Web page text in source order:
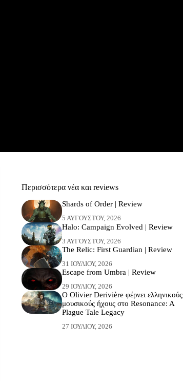
Περισσότερα νέα και reviews
Shards of Order | Review
5 ΑΥΓΟΎΣΤΟΥ, 2026
Halo: Campaign Evolved | Review
3 ΑΥΓΟΎΣΤΟΥ, 2026
The Relic: First Guardian | Review
31 ΙΟΥΛΊΟΥ, 2026
Escape from Umbra | Review
29 ΙΟΥΛΊΟΥ, 2026
Ο Olivier Derivière φέρνει ελληνικούς
μουσικούς ήχους στο Resonance: A
Plague Tale Legacy
27 ΙΟΥΛΊΟΥ, 2026